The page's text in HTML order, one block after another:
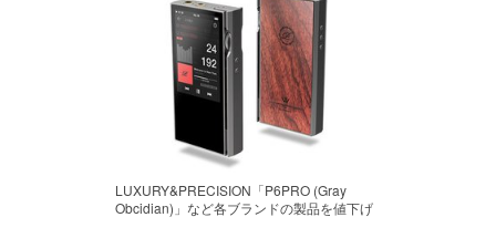
LUXURY&PRECISION「P6PRO (Gray
Obcidian)」など各ブランドの製品を値下げ